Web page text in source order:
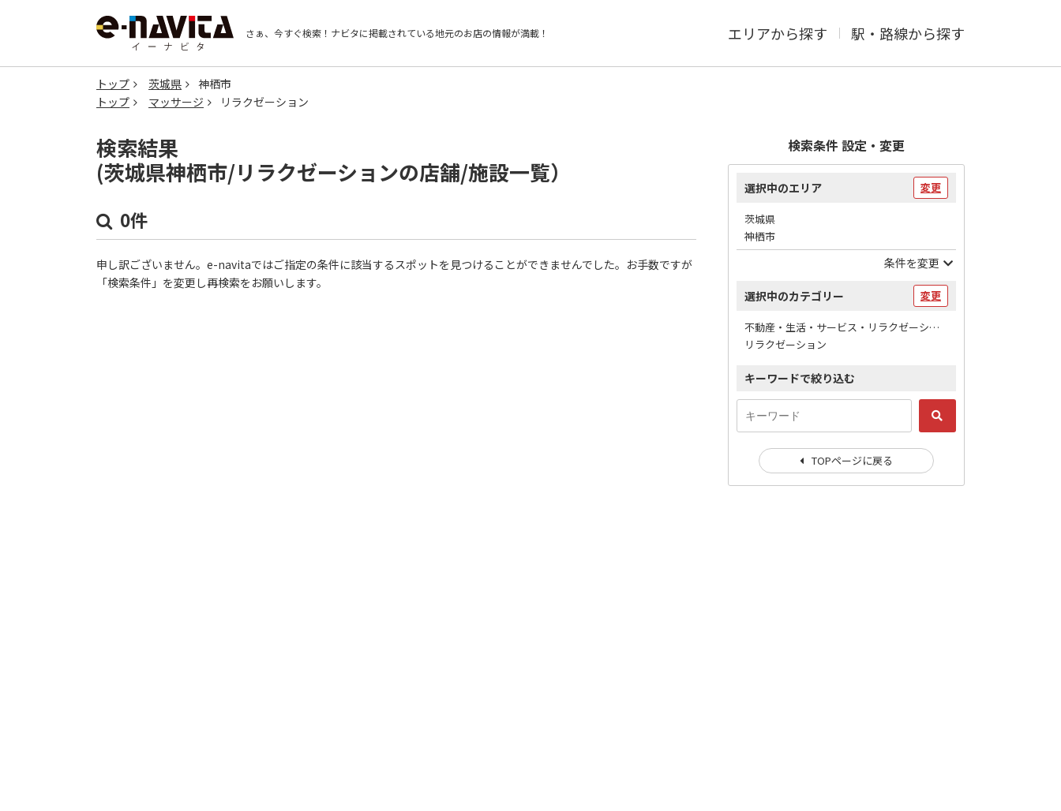
さぁ、今すぐ検索！ ナビタに掲載されている地元のお店の情報が満載！ エリアから探す 駅・路線から探す
トップ 茨城県
神栖市
トップ
マッサージ リラクゼーション
検索結果
(茨城県神栖市/リラクゼーションの店舗/施設一覧）
0件
申し訳ございません。e-navitaではご指定の条件に該当するスポットを見つけることができませんでした。お手数ですが
「検索条件」を変更し再検索をお願いします。
検索条件 設定・変更
選択中のエリア 変更
茨城県
神栖市
条件を変更
選択中のカテゴリー 変更
不動産・生活・サービス・リラクゼーション / マッサージ
リラクゼーション
キーワードで絞り込む
TOPページに戻る